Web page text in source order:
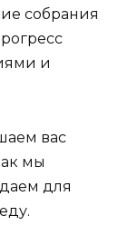
собрания
и
вас
мы
для